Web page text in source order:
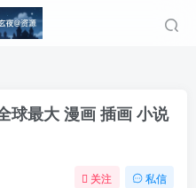
球最大 漫画 插画 小说
关注 私信